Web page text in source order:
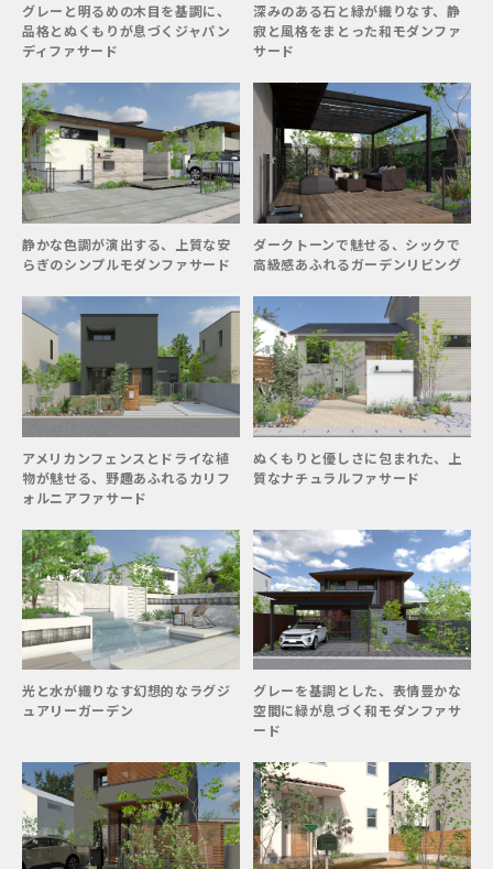
グレーと明るめの木目を基調に、
品格とぬくもりが息づくジャパン
ディファサード
深みのある石と緑が織りなす、静
寂と風格をまとった和モダンファ
サード
静かな色調が演出する、上質な安
らぎのシンプルモダンファサード
ダークトーンで魅せる、シックで
高級感あふれるガーデンリビング
アメリカンフェンスとドライな植
物が魅せる、野趣あふれるカリフ
ォルニアファサード
ぬくもりと優しさに包まれた、上
質なナチュラルファサード
光と水が織りなす幻想的なラグジ
ュアリーガーデン
グレーを基調とした、表情豊かな
空間に緑が息づく和モダンファサ
ード